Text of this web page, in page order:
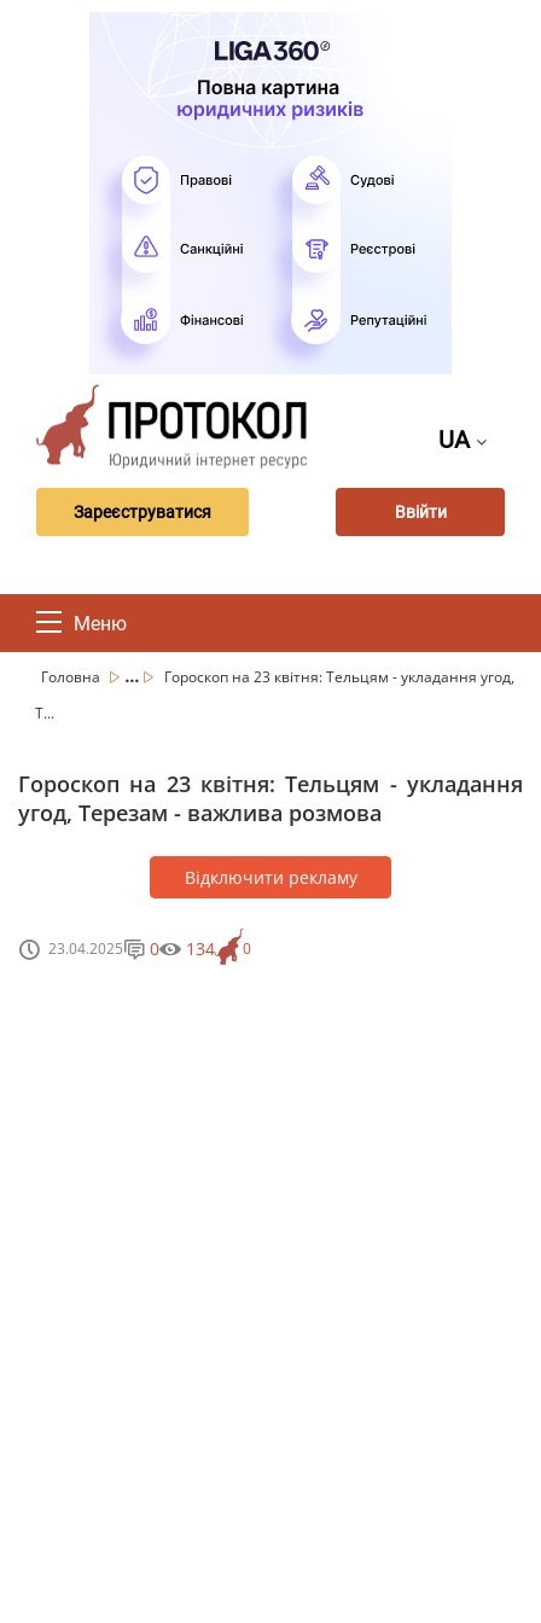
UA
Зареєструватися Ввійти
Меню
Головна ...
Гороскоп на 23 квітня: Тельцям - укладання угод,
Т...
Гороскоп на 23 квітня: Тельцям - укладання
угод, Терезам - важлива розмова
Відключити рекламу
23.04.2025 0
0 134